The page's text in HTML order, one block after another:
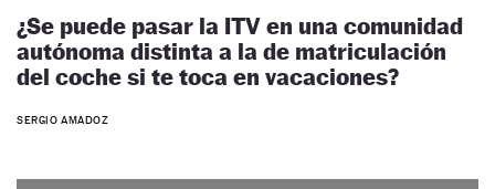
¿Se puede pasar la ITV en una comunidad
autónoma distinta a la de matriculación
del coche si te toca en vacaciones?
SERGIO AMADOZ